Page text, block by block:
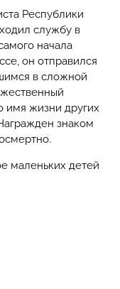
Республики
службу в
начала
он отправился
в сложной
имя жизни других
знаком
маленьких детей